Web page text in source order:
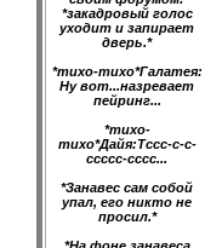
*закадровый голос
уходит и запирает
дверь.*
*тихо-тихо*Галатея:
Ну вот...назревает
пейринг...
*тихо-
тихо*Дайя:Тссс-с-с-
ссссс-сссс...
*Занавес сам собой
упал, его никто не
просил.*